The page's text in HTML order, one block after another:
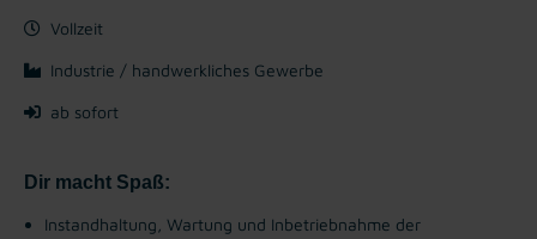
Vollzeit
Industrie / handwerkliches Gewerbe
ab sofort
Dir macht Spaß:
Instandhaltung, Wartung und Inbetriebnahme der